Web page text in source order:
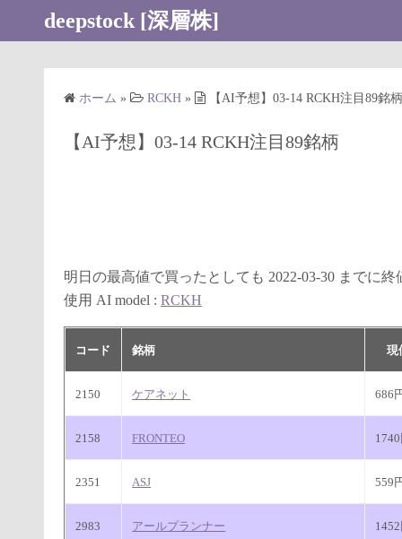
deepstock [深層株]
ホーム » RCKH » 【AI予想】03-14 RCKH注目89銘柄
【AI予想】03-14 RCKH注目89銘柄
明日の最高値で買ったとしても 2022-03-30 までに
使用 AI model : RCKH
コード 銘柄 現
2150 ケアネット 686
2158 FRONTEO 1740
2351 ASJ 559
2983 アールプランナー 1452